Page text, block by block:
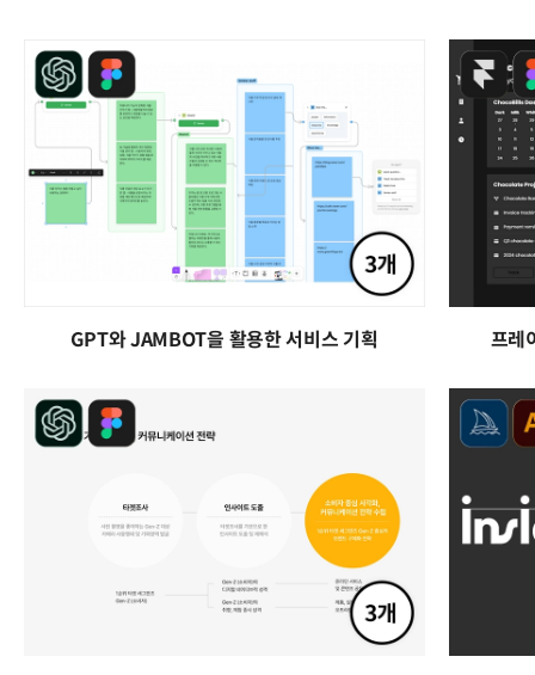
GPT와 JAMBOT을 활용한 서비스 기획 프레